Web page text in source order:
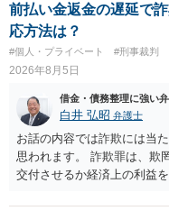
くれるため、弁護士へ自己
前払い金返金の遅延で
応方法は？
#個人・プライベート #刑事裁判
2026年8月5日
借金・債務整理に強い
白井 弘昭 弁護士
お話の内容では詐欺には当
思われます。 詐欺罪は、欺
交付させるか経済上の利益
ので、詐欺罪の実行行為性